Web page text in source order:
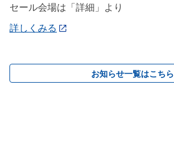
セール会場は「詳細」より
詳しくみる
お知らせ一覧はこちら